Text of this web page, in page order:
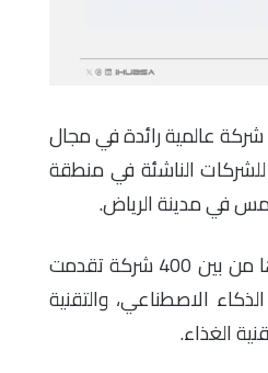
بالكامل لصندوق الاستثمارات العامة، و 500 غلوبال، شركة عالمية رائدة في مجال
الجريء، تعلنان عن تخريج الدفعة السابعة من برنامج مسرعة سنابل 500 للشركات الناشئة في منطقة
في مدينة الرياض.
شملت الدفعة السابعة لبرنامج مسرعة سنابل 500 تخريج 12 شركة ناشئة تم اختيارها من بين 400 شركة تقدمت
الاصطناعي، والتقنية
الغذاء.